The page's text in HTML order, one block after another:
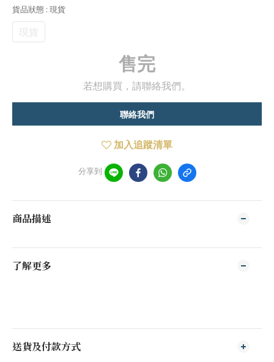
貨品狀態 : 現貨
現貨
售完
若想購買，請聯絡我們。
聯絡我們
加入追蹤清單
分享到
商品描述
了解更多
送貨及付款方式